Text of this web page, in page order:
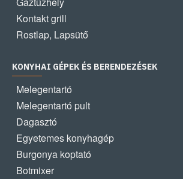
Kontakt grill
Rostlap, Lapsütő
KONYHAI GÉPEK ÉS BERENDEZÉSEK
Melegentartó
Melegentartó pult
Dagasztó
Egyetemes konyhagép
Burgonya koptató
Botmixer